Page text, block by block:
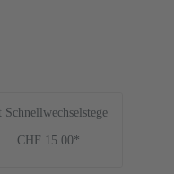
Schnellwechselstege
CHF 15.00*